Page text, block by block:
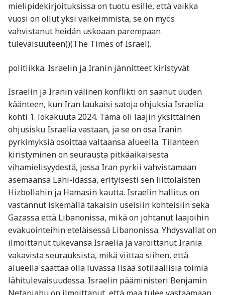
mielipidekirjoituksissa on tuotu esille, että vaikka
vuosi on ollut yksi vaikeimmista, se on myös
vahvistanut heidän uskoaan parempaan
tulevaisuuteen​()​(The Times of Israel).
politiikka: Israelin ja Iranin jännitteet kiristyvät
Israelin ja Iranin välinen konflikti on saanut uuden
käänteen, kun Iran laukaisi satoja ohjuksia Israelia
kohti 1. lokakuuta 2024. Tämä oli laajin yksittäinen
ohjusisku Israelia vastaan, ja se on osa Iranin
pyrkimyksiä osoittaa valtaansa alueella. Tilanteen
kiristyminen on seurausta pitkäaikaisesta
vihamielisyydestä, jossa Iran pyrkii vahvistamaan
asemaansa Lähi-idässä, erityisesti sen liittolaisten
Hizbollahin ja Hamasin kautta. Israelin hallitus on
vastannut iskemällä takaisin useisiin kohteisiin sekä
Gazassa että Libanonissa, mikä on johtanut laajoihin
evakuointeihin eteläisessä Libanonissa. Yhdysvallat on
ilmoittanut tukevansa Israelia ja varoittanut Irania
vakavista seurauksista, mikä viittaa siihen, että
alueella saattaa olla luvassa lisää sotilaallisia toimia
lähitulevaisuudessa. Israelin pääministeri Benjamin